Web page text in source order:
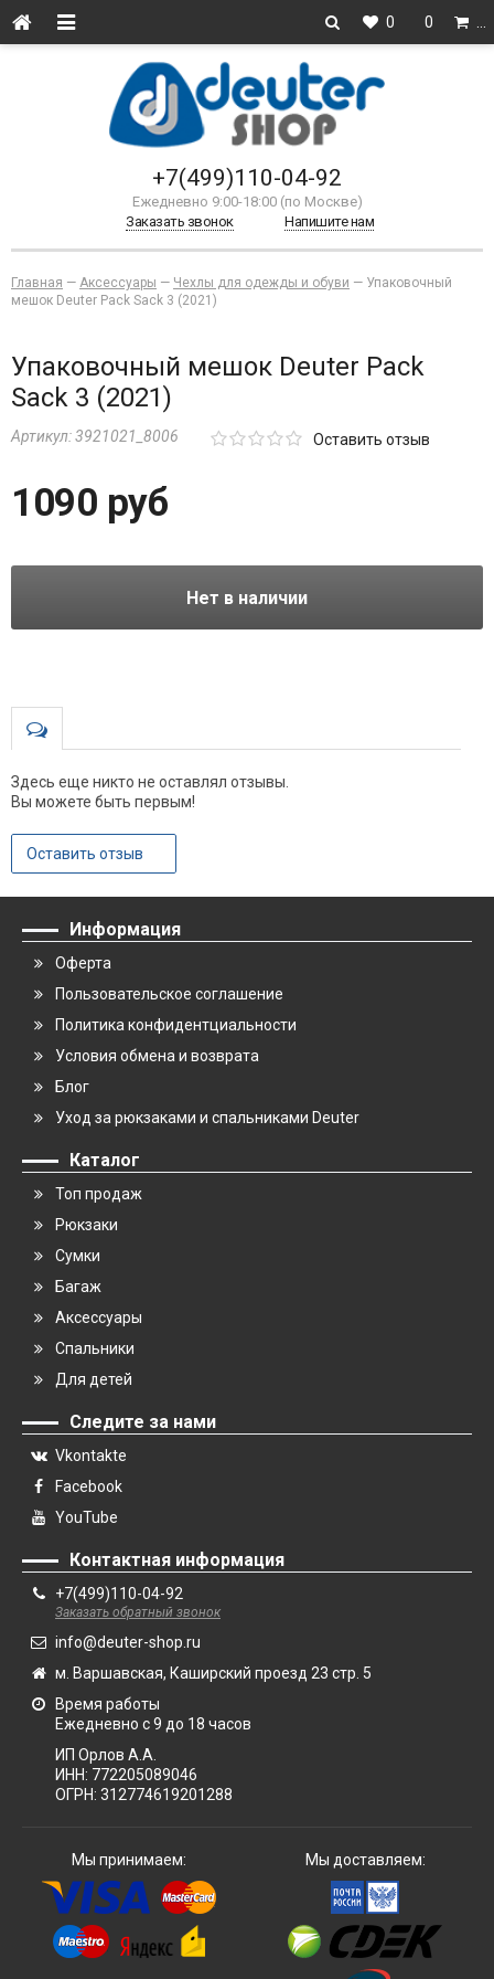
0 0
+7(499)110-04-92
Ежедневно 9:00-18:00 (по Москве)
Заказать звонок
Напишите нам
Главная — Аксессуары — Чехлы для одежды и обуви — Упаковочный
мешок Deuter Pack Sack 3 (2021)
Упаковочный мешок Deuter Pack
Sack 3 (2021)
Артикул:3921021_8006 Оставить отзыв
1090 руб
Нет в наличии
Здесь еще никто не оставлял отзывы.
Вы можете быть первым!
Оставить отзыв
Информация
Оферта
Пользовательское соглашение
Политика конфидентциальности
Условия обмена и возврата
Блог
Уход за рюкзаками и спальниками Deuter
Каталог
Топ продаж
Рюкзаки
Сумки
Багаж
Аксессуары
Спальники
Для детей
Следите за нами
Vkontakte
Facebook
YouTube
Контактная информация
+7(499)110-04-92
Заказать обратный звонок
info@deuter-shop.ru
м. Варшавская, Каширский проезд 23 стр. 5
Время работы
Ежедневно с 9 до 18 часов
ИП Орлов А.А.
ИНН: 772205089046
ОГРН: 312774619201288
Мы принимаем: Мы доставляем: